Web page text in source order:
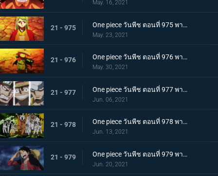
May. 16, 2021
21 - 975 One piece วันพีช ตอนที่ 975 พากย์ไทย ปราสาทลุกเป็นไฟ! โชคชะตาของตระกูลโคสึกิ!
May. 23, 2021
21 - 976 One piece วันพีช ตอนที่ 976 พากย์ไทย กลับสู่ปัจจุบัน! 20 ปีต่อมา
May. 30, 2021
21 - 977 One piece วันพีช ตอนที่ 977 พากย์ไทย ทะเลมีไว้สำหรับโจรสลัด! บุก! มุ่งสู่โอนิกาชิมะ
Jun. 06, 2021
21 - 978 One piece วันพีช ตอนที่ 978 พากย์ไทย รุ่นที่เลวร้ายที่สุดมาแล้ว! การต่อสู้กลางทะเลอันดุเดือด
Jun. 13, 2021
21 - 979 One piece วันพีช ตอนที่ 979 พากย์ไทย โชคดีงั้นรึ!? แผนการของคินเอม่อน
Jun. 20, 2021